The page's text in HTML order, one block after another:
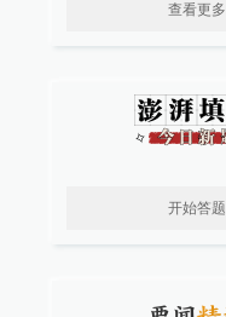
查看更多
开始答题